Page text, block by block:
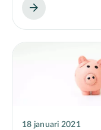
18 januari 2021